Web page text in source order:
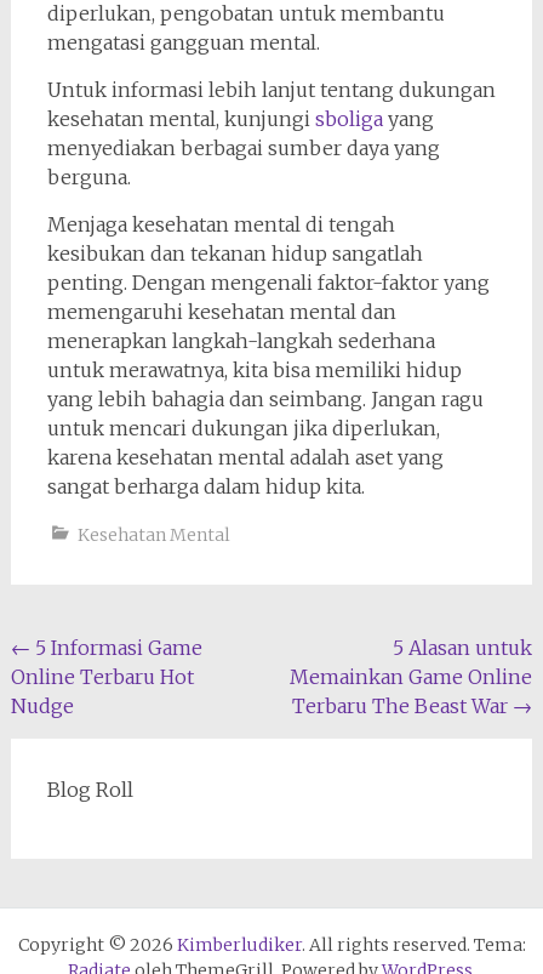
diperlukan, pengobatan untuk membantu
mengatasi gangguan mental.
Untuk informasi lebih lanjut tentang dukungan
kesehatan mental, kunjungi sboligayang
menyediakan berbagai sumber daya yang
berguna.
Menjaga kesehatan mental di tengah
kesibukan dan tekanan hidup sangatlah
penting. Dengan mengenali faktor-faktor yang
memengaruhi kesehatan mental dan
menerapkan langkah-langkah sederhana
untuk merawatnya, kita bisa memiliki hidup
yang lebih bahagia dan seimbang. Jangan ragu
untuk mencari dukungan jika diperlukan,
karena kesehatan mental adalah aset yang
sangat berharga dalam hidup kita.
Kesehatan Mental
Navigasi
pos
← 5 Informasi Game
Online Terbaru Hot
Nudge
5 Alasan untuk
Memainkan Game Online
Terbaru The Beast War →
Blog Roll
Copyright © 2026 Kimberludiker. All rights reserved. Tema: